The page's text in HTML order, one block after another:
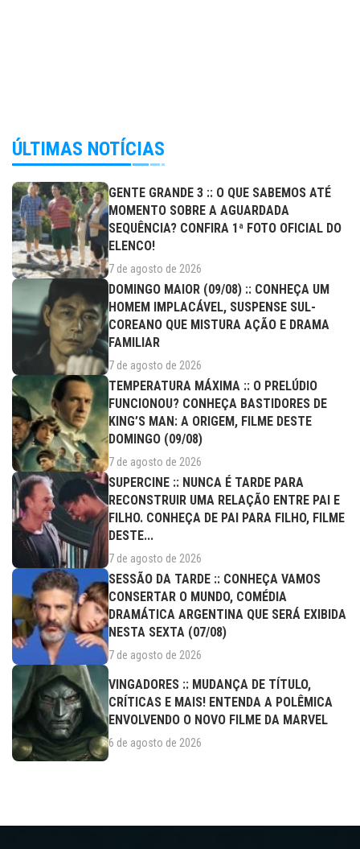
ÚLTIMAS NOTÍCIAS
GENTE GRANDE 3 :: O QUE SABEMOS ATÉ
MOMENTO SOBRE A AGUARDADA
SEQUÊNCIA? CONFIRA 1ª FOTO OFICIAL DO
ELENCO!
7 de agosto de 2026
DOMINGO MAIOR (09/08) :: CONHEÇA UM
HOMEM IMPLACÁVEL, SUSPENSE SUL-
COREANO QUE MISTURA AÇÃO E DRAMA
FAMILIAR
7 de agosto de 2026
TEMPERATURA MÁXIMA :: O PRELÚDIO
FUNCIONOU? CONHEÇA BASTIDORES DE
KING’S MAN: A ORIGEM, FILME DESTE
DOMINGO (09/08)
7 de agosto de 2026
SUPERCINE :: NUNCA É TARDE PARA
RECONSTRUIR UMA RELAÇÃO ENTRE PAI E
FILHO. CONHEÇA DE PAI PARA FILHO, FILME
DESTE...
7 de agosto de 2026
SESSÃO DA TARDE :: CONHEÇA VAMOS
CONSERTAR O MUNDO, COMÉDIA
DRAMÁTICA ARGENTINA QUE SERÁ EXIBIDA
NESTA SEXTA (07/08)
7 de agosto de 2026
VINGADORES :: MUDANÇA DE TÍTULO,
CRÍTICAS E MAIS! ENTENDA A POLÊMICA
ENVOLVENDO O NOVO FILME DA MARVEL
6 de agosto de 2026